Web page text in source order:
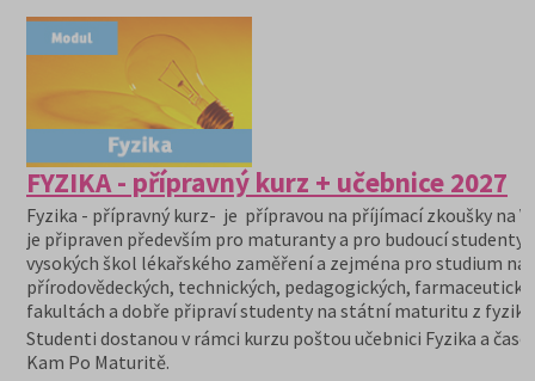
FYZIKA - přípravný kurz + učebnice 2027
Fyzika - přípravný kurz- je přípravou na příjímací zkoušky na
je připraven především pro maturanty a pro budoucí studenty
vysokých škol lékařského zaměření a zejména pro studium na
přírodovědeckých, technických, pedagogických,
fakultách a dobře připraví studenty na státní maturitu z fyziky.
Studenti dostanou v rámci kurzu poštou učebnici Fyzika a
Kam Po Maturitě.